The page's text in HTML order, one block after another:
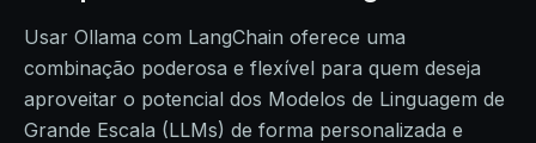
Usar Ollama com LangChain oferece uma
combinação poderosa e flexível para quem deseja
aproveitar o potencial dos Modelos de Linguagem de
Grande Escala (LLMs) de forma personalizada e